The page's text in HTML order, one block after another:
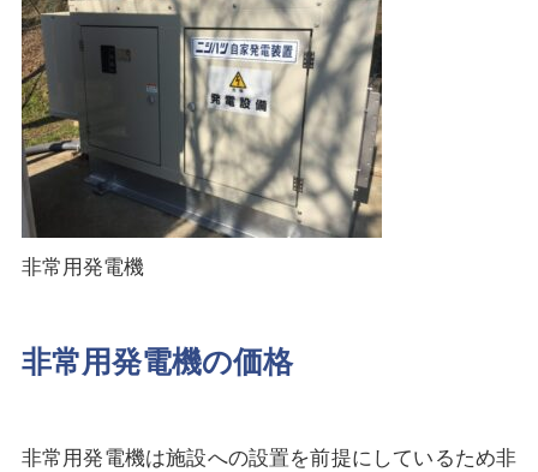
非常用発電機
非常用発電機の価格
非常用発電機は施設への設置を前提にしているため非